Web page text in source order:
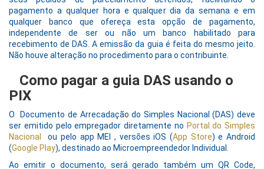
pagamento a qualquer hora e qualquer dia da semana e em
qualquer banco que ofereça esta opção de pagamento,
independente de ser ou não um banco habilitado para
recebimento de DAS. A emissão da guia é feita do mesmo jeito.
Não houve alteração no procedimento para o contribuinte.
Como pagar a guia DAS usando o
PIX
O Documento de Arrecadação do Simples Nacional (DAS) deve
ser emitido pelo empregador diretamente no Portal do Simples
Nacional
ou pelo app MEI , versões iOS (App Store) e Android
(Google Play), destinado ao Microempreendedor Individual.
Ao emitir o documento, será gerado também um QR Code,